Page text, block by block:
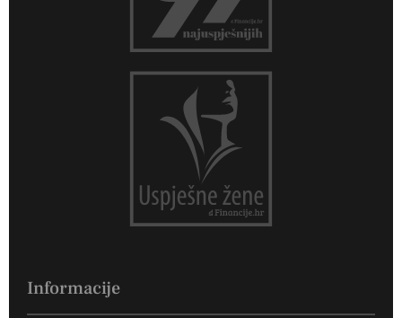
Informacije